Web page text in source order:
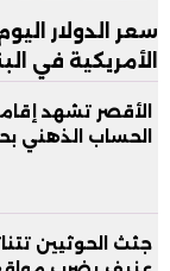
سعر الدولار
الأمريكية في
الأقصر تشهد
الحساب الذهني بحضور ٥٠٠
جثث الحوثيين